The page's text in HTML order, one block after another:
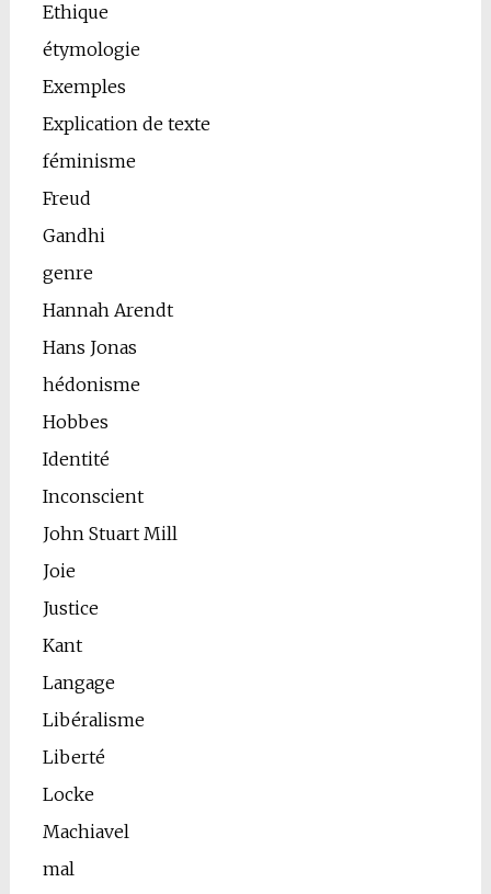
Ethique
étymologie
Exemples
Explication de texte
féminisme
Freud
Gandhi
genre
Hannah Arendt
Hans Jonas
hédonisme
Hobbes
Identité
Inconscient
John Stuart Mill
Joie
Justice
Kant
Langage
Libéralisme
Liberté
Locke
Machiavel
mal